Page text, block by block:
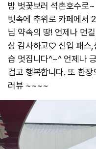
밤 벗꽃보러 석촌호수로
빗속에 추위로 카페에서
님 약속의 땅! 언제나 먼
상 감사하고♡ 신입 패스,
습 멋집니다^~^ 언제나
겁고 행복합니다. 또 한
러뷰 ~~~~